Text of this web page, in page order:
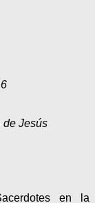
de Jesús
en la